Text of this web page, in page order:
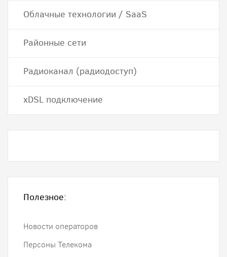
Облачные технологии / SaaS
Районные сети
Радиоканал (радиодоступ)
хDSL подключение
Полезное:
Новости операторов
Персоны Телекома